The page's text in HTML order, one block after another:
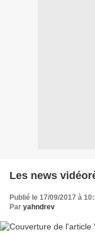
Les news
Publié le 17/09/2017 à
Par yahndrev